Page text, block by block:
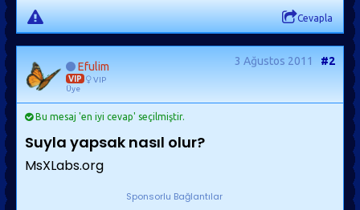
Cevapla
Efulim
VIP
VIP
Üye
3 Ağustos 2011 #2
Bu mesaj 'en iyi cevap' seçilmiştir.
Suyla yapsak nasıl olur?
MsXLabs.org
Sponsorlu Bağlantılar